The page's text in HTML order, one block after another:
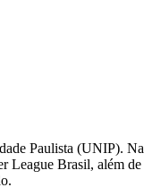
Paulista (UNIP). Na
League Brasil, além de